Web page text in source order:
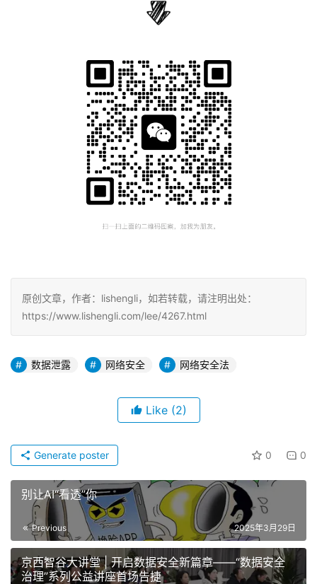
原创文章，作者：lishengli，如若转载，请注明出处：
https://www.lishengli.com/lee/4267.html
数据泄露 网络安全 网络安全法
Like (2)
0 0
Generate poster
别让AI“看透”你
Previous 2025年3月29日
京西智谷大讲堂 | 开启数据安全新篇章——“数据安全
治理”系列公益讲座首场告捷